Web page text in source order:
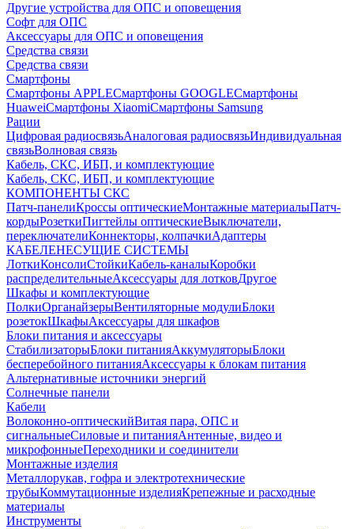
Другие устройства для ОПС и оповещения
Софт для ОПС
Аксессуары для ОПС и оповещения
Средства связи
Средства связи
Смартфоны
Смартфоны APPLEСмартфоны GOOGLEСмартфоны
HuaweiСмартфоны XiaomiСмартфоны Samsung
Рации
Цифровая радиосвязьАналоговая радиосвязьИндивидуальная
связьВолновая связь
Кабель, СКС, ИБП, и комплектующие
Кабель, СКС, ИБП, и комплектующие
КОМПОНЕНТЫ СКС
Патч-панелиКроссы оптическиеМонтажные материалыПатч-
кордыРозеткиПигтейлы оптическиеВыключатели,
переключателиКоннекторы, колпачкиАдаптеры
КАБЕЛЕНЕСУЩИЕ СИСТЕМЫ
ЛоткиКонсолиСтойкиКабель-каналыКоробки
распределительныеАксессуары для лотковДругое
Шкафы и комплектующие
ПолкиОрганайзерыВентиляторные модулиБлоки
розетокШкафыАксессуары для шкафов
Блоки питания и аксессуары
СтабилизаторыБлоки питанияАккумуляторыБлоки
бесперебойного питанияАксессуары к блокам питания
Альтернативные источники энергий
Солнечные панели
Кабели
Волоконно-оптическийВитая пара, ОПС и
сигнальныеСиловые и питанияАнтенные, видео и
микрофонныеПереходники и соединители
Монтажные изделия
Металлорукав, гофра и электротехнические
трубыКоммутационные изделияКрепежные и расходные
материалы
Инструменты